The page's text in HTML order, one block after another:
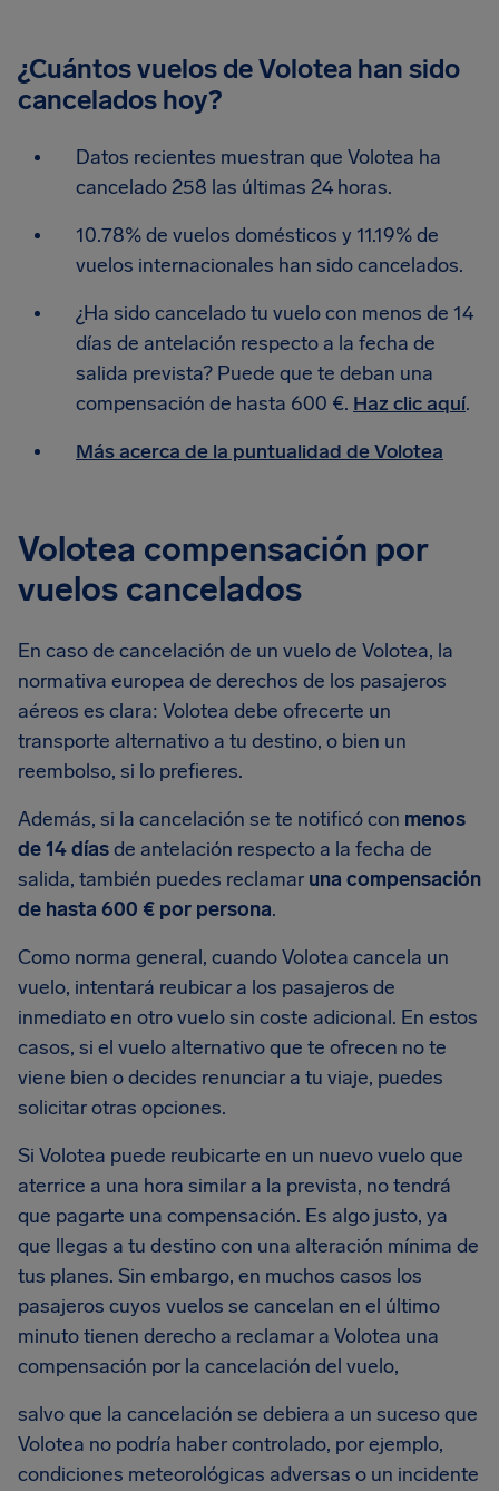
¿Cuántos vuelos de Volotea han sido
cancelados hoy?
Datos recientes muestran que Volotea ha
cancelado 258 las últimas 24 horas.
10.78% de vuelos domésticos y 11.19% de
vuelos internacionales han sido cancelados.
¿Ha sido cancelado tu vuelo con menos de 14
días de antelación respecto a la fecha de
salida prevista? Puede que te deban una
compensación de hasta 600 €. Haz clic aquí.
Más acerca de la puntualidad de Volotea
Volotea compensación por
vuelos cancelados
En caso de cancelación de un vuelo de Volotea, la
normativa europea de derechos de los pasajeros
aéreos es clara: Volotea debe ofrecerte un
transporte alternativo a tu destino, o bien un
reembolso, si lo prefieres.
Además, si la cancelación se te notificó con menos
de 14 díasde antelación respecto a la fecha de
salida, también puedes reclamar una compensación
de hasta 600 € por persona.
Como norma general, cuando Volotea cancela un
vuelo, intentará reubicar a los pasajeros de
inmediato en otro vuelo sin coste adicional. En estos
casos, si el vuelo alternativo que te ofrecen no te
viene bien o decides renunciar a tu viaje, puedes
solicitar otras opciones.
Si Volotea puede reubicarte en un nuevo vuelo que
aterrice a una hora similar a la prevista, no tendrá
que pagarte una compensación. Es algo justo, ya
que llegas a tu destino con una alteración mínima de
tus planes. Sin embargo, en muchos casos los
pasajeros cuyos vuelos se cancelan en el último
minuto tienen derecho a reclamar a Volotea una
compensación por la cancelación del vuelo,
salvo que la cancelación se debiera a un suceso que
Volotea no podría haber controlado, por ejemplo,
condiciones meteorológicas adversas o un incidente